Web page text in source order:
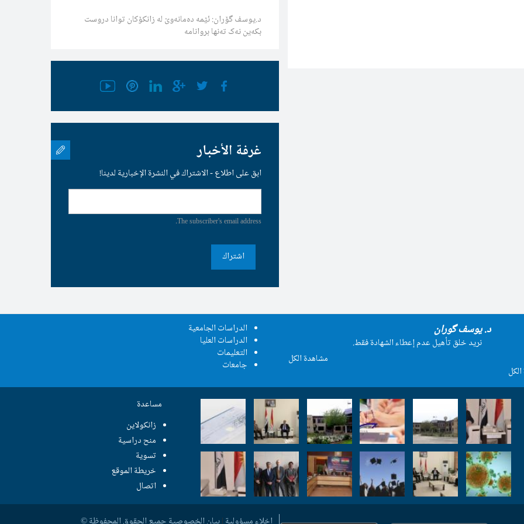
د.یوسف گۆران: ئێمە دەمانەوێ لە زانکۆکان توانا دروست
بکەین نەک تەنها بروانامە
غرفة الأخبار
ابق على اطلاع - الاشتراك في النشرة الإخبارية لدينا!
The subscriber's email address.
اشتراك
الدراسات الجامعية
الدراسات العليا
التعليمات
جامعات
د. یوسف گوران
نريد خلق تأهيل عدم إعطاء الشهادة فقط.
مشاهدة الكل
مساعدة
زانکولاین
منح دراسية
تسوية
خريطة الموقع
اتصال